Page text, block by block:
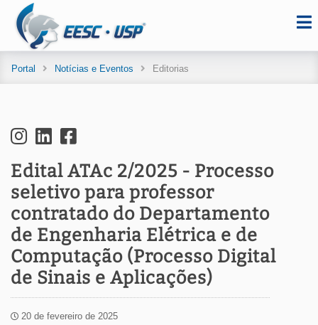
Portal Notícias e Eventos Editorias
Edital ATAc 2/2025 - Processo
seletivo para professor
contratado do Departamento
de Engenharia Elétrica e de
Computação (Processo Digital
de Sinais e Aplicações)
20 de fevereiro de 2025